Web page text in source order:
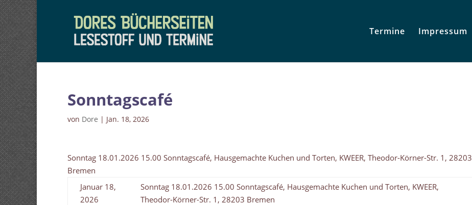
Termine Impressum
Sonntagscafé
von Dore | Jan. 18, 2026
Sonntag 18.01.2026 15.00 Sonntagscafé, Hausgemachte Kuchen und Torten, KWEER, Theodor-Körner-Str. 1, 28203
Bremen
Januar 18,
2026
Sonntag 18.01.2026 15.00 Sonntagscafé, Hausgemachte Kuchen und Torten, KWEER,
Theodor-Körner-Str. 1, 28203 Bremen